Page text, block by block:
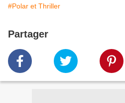
#Polar et Thriller
Partager